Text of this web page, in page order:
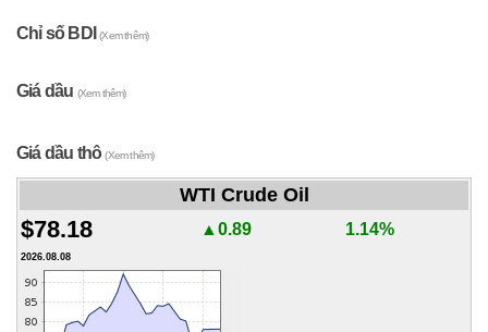
Chỉ số BDI(Xem thêm)
Giá dầu (Xem thêm)
Giá dầu thô(Xem thêm)
WTI Crude Oil
$78.18 ▲0.89 1.14%
2026.08.08